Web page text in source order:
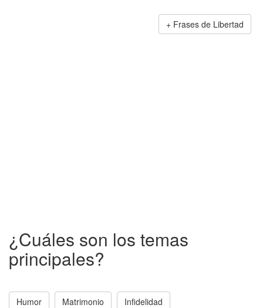
Frases de Libertad
¿Cuáles son los temas
principales?
Humor Matrimonio Infidelidad